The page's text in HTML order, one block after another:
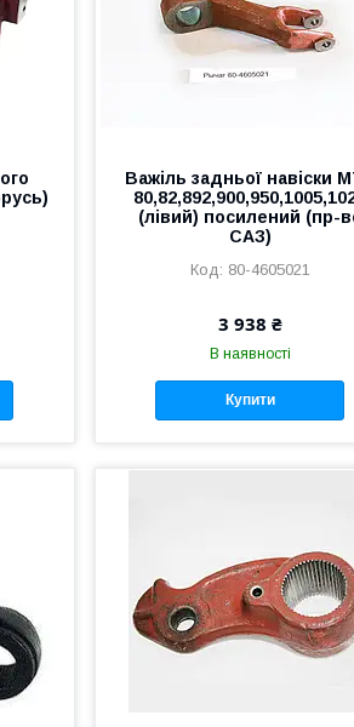
Важіль задньої навіски
(лівий) посилений (пр-
САЗ)
80-4605021
3 938 ₴
В наявності
Купити